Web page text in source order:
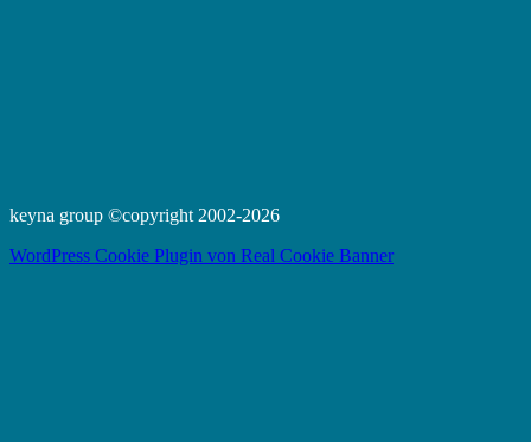
keyna group ©copyright 2002-2026
WordPress Cookie Plugin von Real Cookie Banner